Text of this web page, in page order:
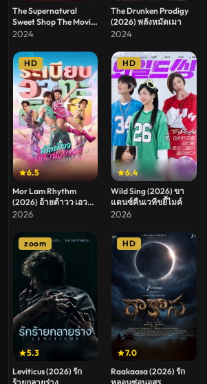
The Supernatural
Sweet Shop The Movie
(2025) เซนิเท็นโด ร้าน
มูฟวี่
2024
The Drunken Prodigy
(2026) พลังหมัดเมา
2024
6.5
HD
Mor Lam Rhythm
(2026) อ้ายต้าวว เอว
หวาน ระเบียบวาทะศิลป์
2026
6.4
HD
Wild Sing (2026) ขา
แดนซ์คืนเวทีขยี้ไมค์
2026
5.3
zoom
Leviticus (2026) รัก
7.0
HD
Raakaasa (2026) รัก